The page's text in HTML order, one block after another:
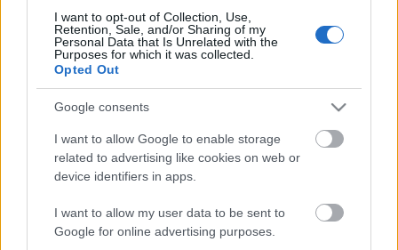
I want to opt-out of Collection, Use,
Retention, Sale, and/or Sharing of my
Personal Data that Is Unrelated with the
Purposes for which it was collected.
Opted Out
Google consents
I want to allow Google to enable storage
related to advertising like cookies on web or
device identifiers in apps.
I want to allow my user data to be sent to
Google for online advertising purposes.
Επιστολή
διαμαρτυρίας από
Πρακτορεία ΕΛΤΑ
Courier σε υπουργεία
αδιέξοδο
Βουλή: Στην επιτροπή
Θεσμών και